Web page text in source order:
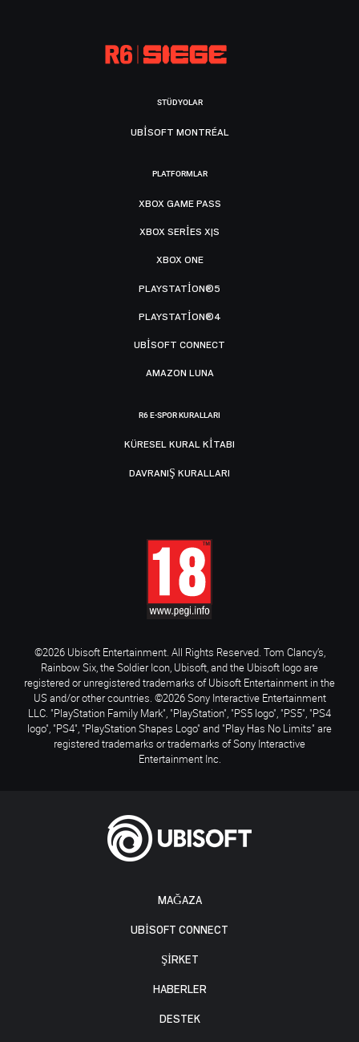
MAĞAZA
UBISOFT CONNECT
ŞİRKET
HABERLER
DESTEK
STÜDYOLAR
UBISOFT MONTRÉAL
PLATFORMLAR
XBOX GAME PASS
XBOX SERIES X|S
XBOX ONE
PLAYSTATION®5
PLAYSTATION®4
UBISOFT CONNECT
AMAZON LUNA
R6 E-SPOR KURALLARI
KÜRESEL KURAL KITABI
DAVRANIŞ KURALLARI
©2026 Ubisoft Entertainment. All Rights Reserved. Tom Clancy’s,
Rainbow Six, the Soldier Icon, Ubisoft, and the Ubisoft logo are
registered or unregistered trademarks of Ubisoft Entertainment in the
US and/or other countries. ©2026 Sony Interactive Entertainment
LLC. "PlayStation Family Mark", "PlayStation", "PS5 logo", "PS5", "PS4
logo", "PS4", "PlayStation Shapes Logo" and "Play Has No Limits" are
registered trademarks or trademarks of Sony Interactive
Entertainment Inc.